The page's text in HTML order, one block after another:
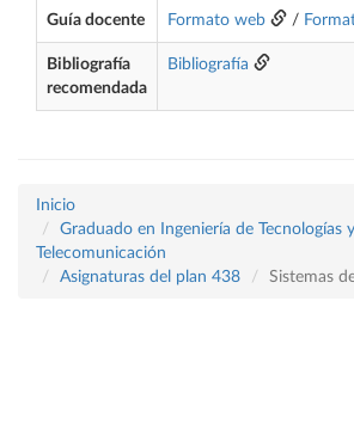
Guía docente Formato web /
Bibliografía
recomendada
Bibliografía
Inicio
Graduado en Ingeniería de Tecnologías
Telecomunicación
Asignaturas del plan 438
Sistemas